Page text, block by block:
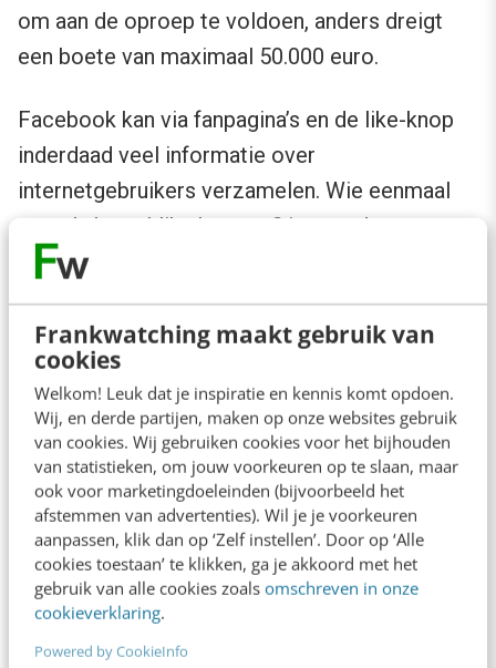
Frankwatching maakt gebruik van
cookies
Welkom! Leuk dat je inspiratie en kennis komt opdoen.
Wij, en derde partijen, maken op onze websites gebruik
van cookies. Wij gebruiken cookies voor het bijhouden
van statistieken, om jouw voorkeuren op te slaan, maar
ook voor marketingdoeleinden (bijvoorbeeld het
afstemmen van advertenties). Wil je je voorkeuren
aanpassen, klik dan op ‘Zelf instellen’. Door op ‘Alle
cookies toestaan’ te klikken, ga je akkoord met het
gebruik van alle cookies zoals omschreven in onze
cookieverklaring.
Powered by CookieInfo
om aan de oproep te voldoen, anders dreigt
een boete van maximaal 50.000 euro.
Facebook kan via fanpagina’s en de like-knop
inderdaad veel informatie over
internetgebruikers verzamelen. Wie eenmaal
op zo’n knop klikt, kan tot 2 jaar na dato
worden gevolgd door de analysesystemen van
expliciet geïnformeerd. In een reactie op het
tumult in Duitsland stelt Facebook dat het zich
houdt aan de Europese privacyregels.
Street View
Dat Duitsers erg gesteld zijn op
hun privacy ondervond ook
Google. Het bedrijf stelde zijn
dienst Street View beschikbaar in